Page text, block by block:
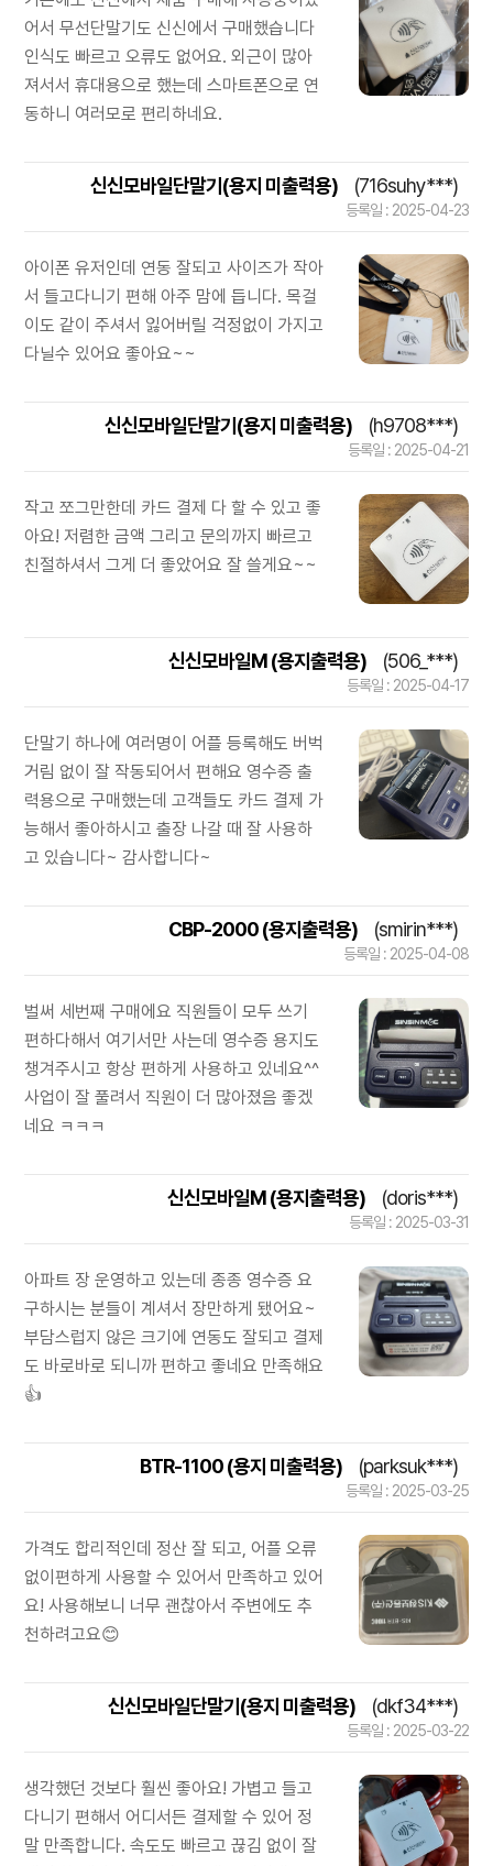
어서 무선단말기도 신신에서 구매했습니다
인식도 빠르고 오류도 없어요. 외근이 많아
져서서 휴대용으로 했는데 스마트폰으로 연
동하니 여러모로 편리하네요.
신신모바일단말기(용지 미출력용) (716suhy***)
등록일 : 2025-04-23
아이폰 유저인데 연동 잘되고 사이즈가 작아
서 들고다니기 편해 아주 맘에 듭니다. 목걸
이도 같이 주셔서 잃어버릴 걱정없이 가지고
다닐수 있어요 좋아요~~
신신모바일단말기(용지 미출력용) (h9708***)
등록일 : 2025-04-21
작고 쪼그만한데 카드 결제 다 할 수 있고 좋
아요! 저렴한 금액 그리고 문의까지 빠르고
친절하셔서 그게 더 좋았어요 잘 쓸게요~~
신신모바일M (용지출력용) (506_***)
등록일 : 2025-04-17
단말기 하나에 여러명이 어플 등록해도 버벅
거림 없이 잘 작동되어서 편해요 영수증 출
력용으로 구매했는데 고객들도 카드 결제 가
능해서 좋아하시고 출장 나갈 때 잘 사용하
고 있습니다~ 감사합니다~
CBP-2000 (용지출력용) (smirin***)
등록일 : 2025-04-08
벌써 세번째 구매에요 직원들이 모두 쓰기
편하다해서 여기서만 사는데 영수증 용지도
챙겨주시고 항상 편하게 사용하고 있네요^^
사업이 잘 풀려서 직원이 더 많아졌음 좋겠
네요 ㅋㅋㅋ
신신모바일M (용지출력용) (doris***)
등록일 : 2025-03-31
아파트 장 운영하고 있는데 종종 영수증 요
구하시는 분들이 계셔서 장만하게 됐어요~
부담스럽지 않은 크기에 연동도 잘되고 결제
도 바로바로 되니까 편하고 좋네요 만족해요
👍
BTR-1100 (용지 미출력용) (parksuk***)
등록일 : 2025-03-25
가격도 합리적인데 정산 잘 되고, 어플 오류
없이편하게 사용할 수 있어서 만족하고 있어
요! 사용해보니 너무 괜찮아서 주변에도 추
천하려고요😊
신신모바일단말기(용지 미출력용) (dkf34***)
등록일 : 2025-03-22
생각했던 것보다 훨씬 좋아요! 가볍고 들고
다니기 편해서 어디서든 결제할 수 있어 정
말 만족합니다. 속도도 빠르고 끊김 없이 잘